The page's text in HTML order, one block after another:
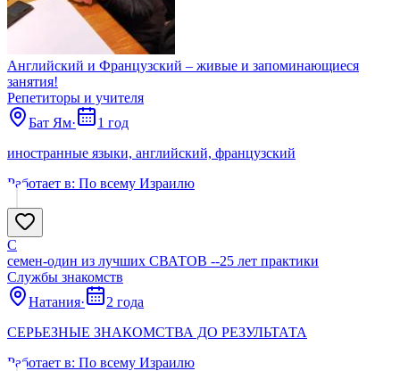
Английский и Французский – живые и запоминающиеся
занятия!
Репетиторы и учителя
Бат Ям·
1 год
иностранные языки, английский, французский
Работает в: По всему Израилю
С
семен-один из лучших СВАТОВ --25 лет практики
Службы знакомств
Натания·
2 года
СЕРЬЕЗНЫЕ ЗНАКОМСТВА ДО РЕЗУЛЬТАТА
Работает в: По всему Израилю